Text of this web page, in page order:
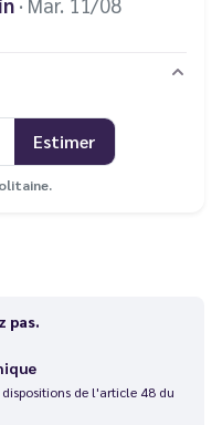
Estimer
pas.
de l'article 48 du